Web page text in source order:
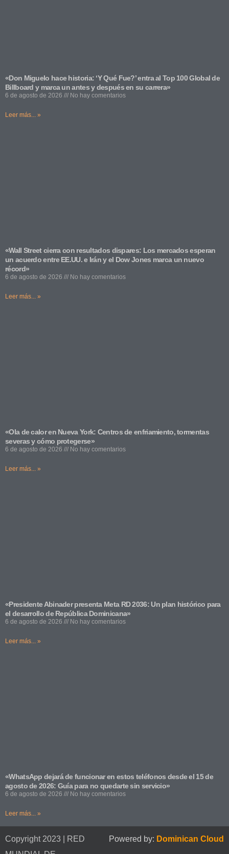
«Don Miguelo hace historia: ‘Y Qué Fue?’ entra al Top 100 Global de
Billboard y marca un antes y después en su carrera»
6 de agosto de 2026 No hay comentarios
Leer más... »
«Wall Street cierra con resultados dispares: Los mercados esperan
un acuerdo entre EE.UU. e Irán y el Dow Jones marca un nuevo
récord»
6 de agosto de 2026 No hay comentarios
Leer más... »
«Ola de calor en Nueva York: Centros de enfriamiento, tormentas
severas y cómo protegerse»
6 de agosto de 2026 No hay comentarios
Leer más... »
«Presidente Abinader presenta Meta RD 2036: Un plan histórico para
el desarrollo de República Dominicana»
6 de agosto de 2026 No hay comentarios
Leer más... »
«WhatsApp dejará de funcionar en estos teléfonos desde el 15 de
agosto de 2026: Guía para no quedarte sin servicio»
6 de agosto de 2026 No hay comentarios
Leer más... »
Copyright 2023 | RED
Powered by: Dominican Cloud